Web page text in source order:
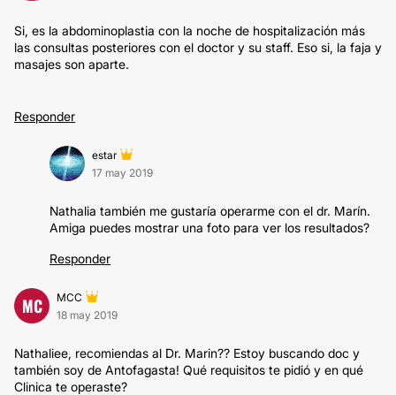
Si, es la abdominoplastia con la noche de hospitalización más
las consultas posteriores con el doctor y su staff. Eso si, la faja y
masajes son aparte.
Responder
estar
17 may 2019
Nathalia también me gustaría operarme con el dr. Marín.
Amiga puedes mostrar una foto para ver los resultados?
Responder
MC
MCC
18 may 2019
Nathaliee, recomiendas al Dr. Marin?? Estoy buscando doc y
también soy de Antofagasta! Qué requisitos te pidió y en qué
Clinica te operaste?